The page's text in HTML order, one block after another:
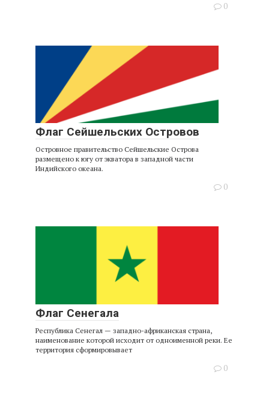
0
Флаг Сейшельских Островов
Островное правительство Сейшельские Острова
размещено к югу от экватора в западной части
Индийского океана.
0
Флаг Сенегала
Республика Сенегал — западно-африканская страна,
наименование которой исходит от одноименной реки. Ее
территория сформировывает
0